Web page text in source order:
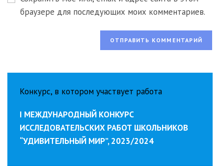
сайтабраузере для последующих моих комментариев.
Конкурс, в котором участвует работа
I МЕЖДУНАРОДНЫЙ КОНКУРС
ИССЛЕДОВАТЕЛЬСКИХ РАБОТ ШКОЛЬНИКОВ
“УДИВИТЕЛЬНЫЙ МИР”, 2023/2024